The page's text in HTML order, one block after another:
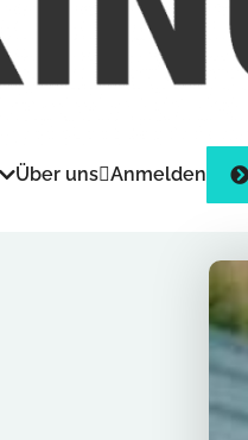
Über uns Anmelden